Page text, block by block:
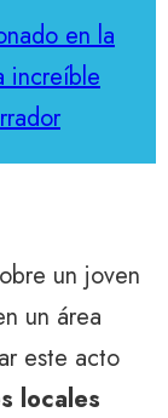
en la
increíble
un joven
un área
este acto
locales